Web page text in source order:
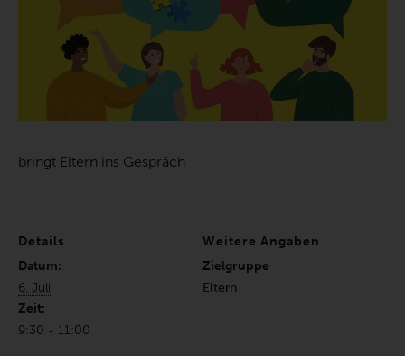
bringt Eltern ins Gespräch
Details
Datum:
6. Juli
Zeit:
9:30 - 11:00
Weitere Angaben
Zielgruppe
Eltern